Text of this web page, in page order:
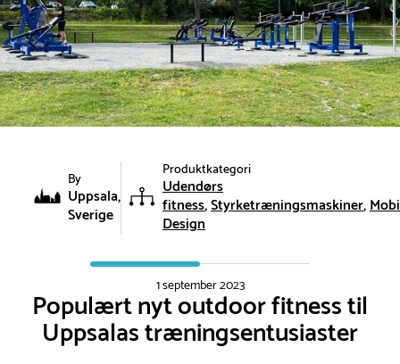
By
Uppsala,
Sverige
Produktkategori
Udendørs
fitness Styrketræningsmaskiner
Design
1 september 2023
Populært nyt outdoor fitness til
Uppsalas træningsentusiaster